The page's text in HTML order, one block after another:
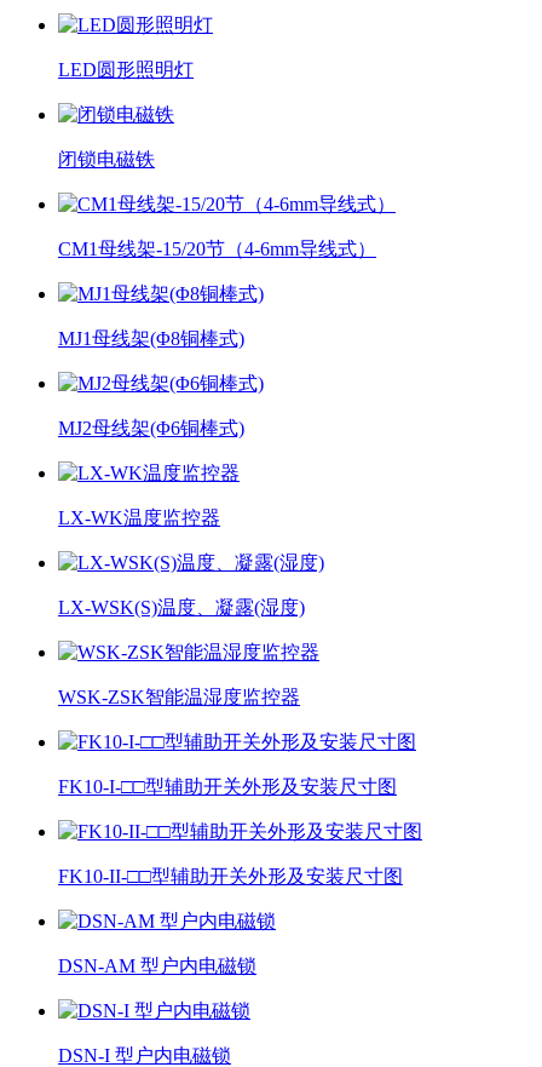
LED圆形照明灯
闭锁电磁铁
CM1母线架-15/20节（4-6mm导线式）
MJ1母线架(Φ8铜棒式)
MJ2母线架(Φ6铜棒式)
LX-WK温度监控器
LX-WSK(S)温度、凝露(湿度)
WSK-ZSK智能温湿度监控器
FK10-I-□□型辅助开关外形及安装尺寸图
FK10-II-□□型辅助开关外形及安装尺寸图
DSN-AM 型户内电磁锁
DSN-I 型户内电磁锁